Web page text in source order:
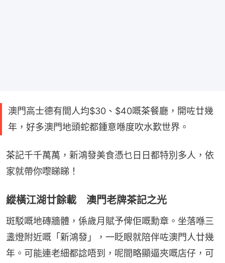
澳門高士德有間人均$30、$40嘅茶餐廳，開咗廿幾
年，好多澳門地頭蛇都鍾意喺度吹水歎世界。
茶記千千萬萬，新鴻發美食憑乜日日都特別多人，依
家就帶你嚟睇睇！
縱橫江湖廿餘載 澳門老牌茶記之光
斑駁嘅地磚牆體，係歲月賦予俾佢嘅勳章。坐落喺三
盞燈附近嘅「新鴻發」，一眨眼就陪伴咗澳門人廿幾
年。可能連老細都諗唔到，呢間略顯逼夾嘅店仔，可